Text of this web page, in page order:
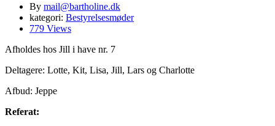
By mail@bartholine.dk
kategori: Bestyrelsesmøder
779 Views
Afholdes hos Jill i have nr. 7
Deltagere: Lotte, Kit, Lisa, Jill, Lars og Charlotte
Afbud: Jeppe
Referat: